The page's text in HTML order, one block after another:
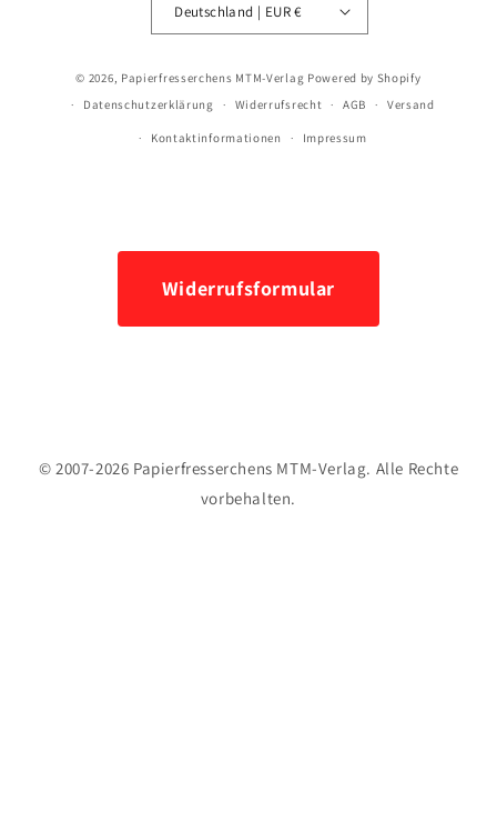
Deutschland | EUR €
© 2026, Papierfresserchens MTM-Verlag Powered by Shopify
Datenschutzerklärung
Widerrufsrecht AGB Versand
Kontaktinformationen Impressum
Widerrufsformular
© 2007-2026 Papierfresserchens MTM-Verlag. Alle Rechte
vorbehalten.